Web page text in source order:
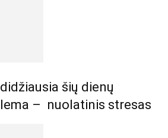
šių dienų
– nuolatinis stresas